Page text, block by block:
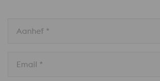
Aanhef *
Email *